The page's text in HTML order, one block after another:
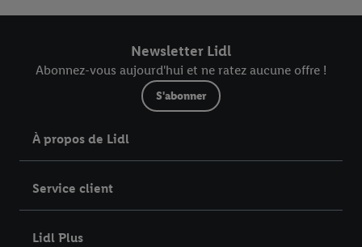
Newsletter Lidl
Abonnez-vous aujourd'hui et ne ratez aucune offre !
S'abonner
À propos de Lidl
Service client
Lidl Plus